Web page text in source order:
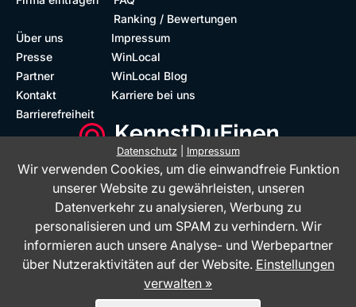
Ranking / Bewertungen
Über uns
Presse
Partner
Kontakt
Barrierefreiheit
Impressum
WinLocal
WinLocal Blog
Karriere bei uns
Datenschutz| Impressum
Wir verwenden Cookies, um die einwandfreie Funktion
unserer Website zu gewährleisten, unseren
Datenverkehr zu analysieren, Werbung zu
personalisieren und um SPAM zu verhindern. Wir
informieren auch unsere Analyse- und Werbepartner
über Nutzeraktivitäten auf der Website. Einstellungen
verwalten »